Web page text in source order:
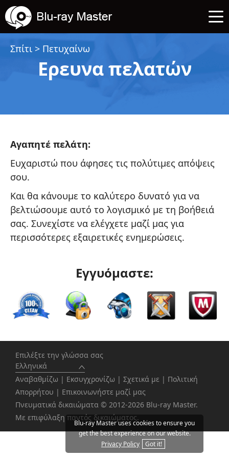
Σπίτι > Πετυχαίνω
Ερευνα πελατών
Αγαπητέ πελάτη:
Ευχαριστώ που άφησες τις πολύτιμες απόψεις
σου.
Και θα κάνουμε το καλύτερο δυνατό για να
βελτιώσουμε αυτό το λογισμικό με τη βοήθειά
σας. Συνεχίστε να ελέγχετε μαζί μας για
περισσότερες εξαιρετικές ενημερώσεις.
Εγγυόμαστε:
Αναβαθμίζω | Εκσυγχρονίζω | Σχετικά με | Πολιτική
Απορρήτου | Επικοινωνήστε μαζί μας
Πνευματικά δικαιώματα © 2012-2026 Blu-ray Master.
Με επιφύλαξη παντός δικαιώματος.
Επιλέξτε την γλώσσα σας
Ελληνικά
Blu-ray Master uses cookies to ensure you
get the best experience on our website.
Privacy Policy
Got it!